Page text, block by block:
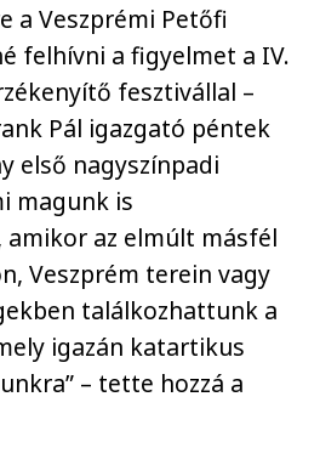
a Veszprémi Petőfi
felhívni a figyelmet a IV.
fesztivállal –
Pál igazgató péntek
első nagyszínpadi
magunk is
az elmúlt másfél
Veszprém terein vagy
találkozhattunk a
igazán katartikus
– tette hozzá a